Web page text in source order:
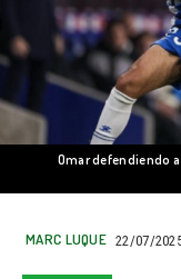
Omar defendiendo
MARC LUQUE 22/07/